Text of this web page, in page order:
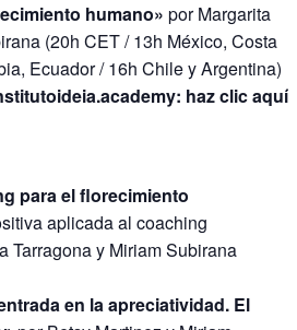
humano» por Margarita
(20h CET / 13h México, Costa
Ecuador / 16h Chile y Argentina)
haz clic aquí
para el florecimiento
aplicada al coaching
Tarragona y Miriam Subirana
en la apreciatividad. El